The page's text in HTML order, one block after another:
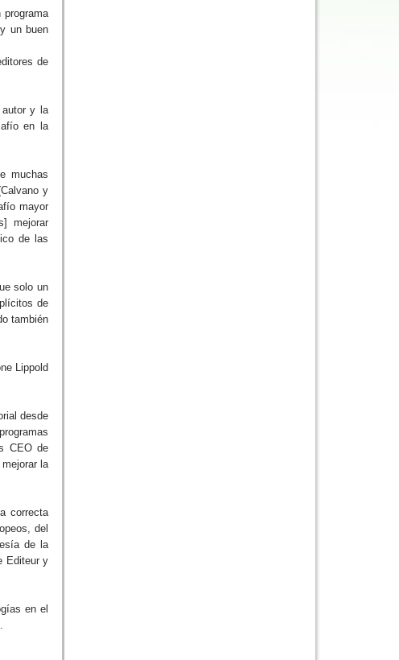
un buen
de
autor y la
en la
muchas
y
mayor
mejorar
de las
solo un
de
también
Lippold
desde
CEO de
la
correcta
del
de la
Editeur y
en el